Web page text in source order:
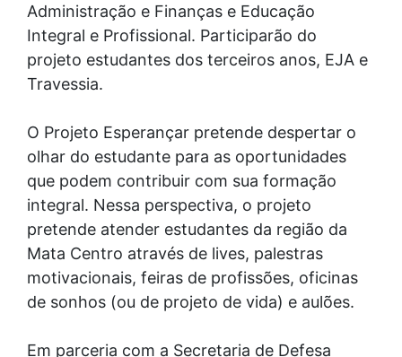
Administração e Finanças e Educação
Integral e Profissional. Participarão do
projeto estudantes dos terceiros anos, EJA e
Travessia.
O Projeto Esperançar pretende despertar o
olhar do estudante para as oportunidades
que podem contribuir com sua formação
integral. Nessa perspectiva, o projeto
pretende atender estudantes da região da
Mata Centro através de lives, palestras
motivacionais, feiras de profissões, oficinas
de sonhos (ou de projeto de vida) e aulões.
Em parceria com a Secretaria de Defesa